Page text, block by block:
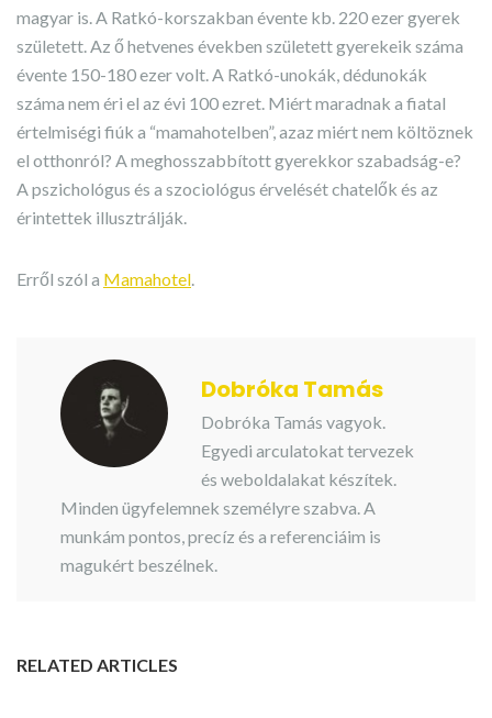
magyar is. A Ratkó-korszakban évente kb. 220 ezer gyerek
született. Az ő hetvenes években született gyerekeik száma
évente 150-180 ezer volt. A Ratkó-unokák, dédunokák
száma nem éri el az évi 100 ezret. Miért maradnak a fiatal
értelmiségi fiúk a “mamahotelben”, azaz miért nem költöznek
el otthonról? A meghosszabbított gyerekkor szabadság-e?
A pszichológus és a szociológus érvelését chatelők és az
érintettek illusztrálják.
Erről szól a Mamahotel.
Dobróka Tamás
Dobróka Tamás vagyok.
Egyedi arculatokat tervezek
és weboldalakat készítek.
Minden ügyfelemnek személyre szabva. A
munkám pontos, precíz és a referenciáim is
magukért beszélnek.
RELATED ARTICLES